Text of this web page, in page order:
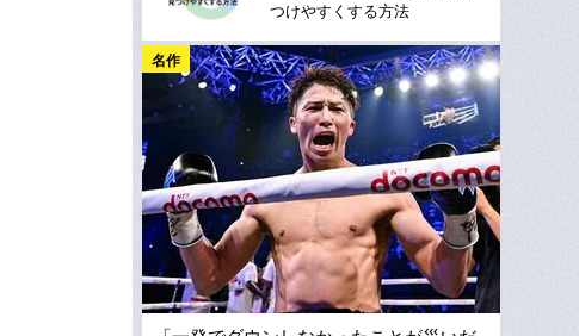
つけやすくする方法
名作